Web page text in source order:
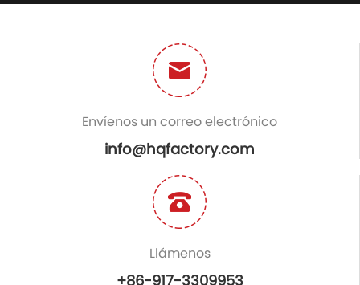
Envíenos un correo electrónico
info@hqfactory.com
Llámenos
+86-917-3309953